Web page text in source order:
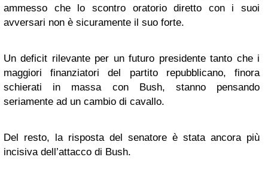
ammesso che lo scontro oratorio diretto con i suoi
avversari non è sicuramente il suo forte.
Un deficit rilevante per un futuro presidente tanto che i
maggiori finanziatori del partito repubblicano, finora
schierati in massa con Bush, stanno pensando
seriamente ad un cambio di cavallo.
Del resto, la risposta del senatore è stata ancora più
incisiva dell’attacco di Bush.